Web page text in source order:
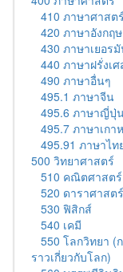
410 ภาษาศาสตร์
420 ภาษาอังกฤษ
430 ภาษาเยอร
440 ภาษาฝรั่งเศ
490 ภาษาอื่นๆ
495.1 ภาษาจีน
495.6 ภาษาญี่ปุ่
495.7 ภาษาเกา
495.91 ภาษาไท
500 วิทยาศาสตร์
510 คณิตศาสตร์
520 ดาราศาสตร์
530 ฟิสิกส์
540 เคมี
550 โลกวิทยา (
ราวเกี่ยวกับโลก)